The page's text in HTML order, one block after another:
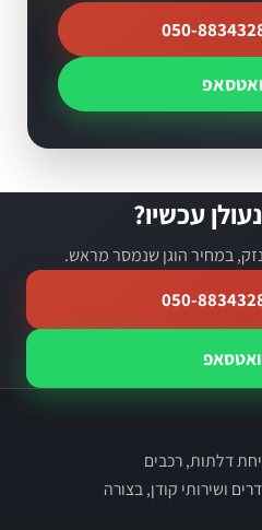
050-
עכשיו?
במחיר הוגן שנמסר מראש.
050-
דלתות, רכבים
ושירותי קודן, בצורה